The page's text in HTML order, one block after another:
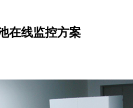
在线监控方案